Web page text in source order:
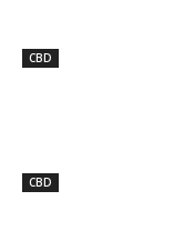
CBD
CBD